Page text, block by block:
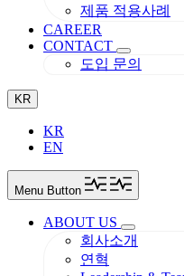
제품 적용사례
CAREER
CONTACT
도입 문의
KR
KR
EN
Menu Button
ABOUT US
회사소개
연혁